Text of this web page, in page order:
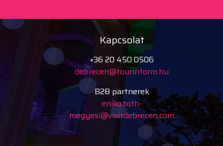
Kapcsolat
+36 20 450 0506
debrecen@tourinform.hu
B2B partnerek
eniko.toth-
megyesi@visitdebrecen.com